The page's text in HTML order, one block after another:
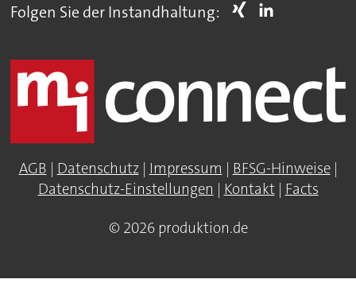
Folgen Sie der Instandhaltung:
AGB | Datenschutz| Impressum | BFSG-Hinweise|
Datenschutz-Einstellungen | Kontakt| Facts
© 2026 produktion.de